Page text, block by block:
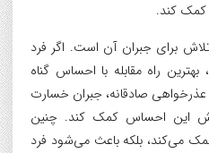
کند.
برای جبران آن است. اگر فرد
راه مقابله با احساس گناه
صادقانه، جبران خسارت
این احساس کمک کند. چنین
کمک می‌کند، بلکه باعث می‌شود فرد